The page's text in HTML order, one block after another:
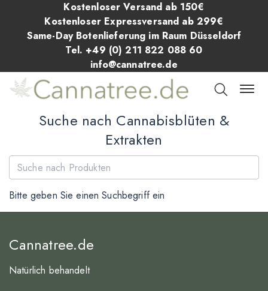
Kostenloser Versand ab 150€
Kostenloser Expressversand ab 299€
Same-Day Botenlieferung im Raum Düsseldorf
Tel. +49 (0) 211 822 088 60
info@cannatree.de
Suche nach Cannabisblüten &
Extrakten
Bitte geben Sie einen Suchbegriff ein
Cannatree.de
Natürlich behandelt